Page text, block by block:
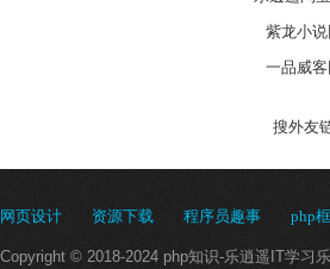
紫龙小说
一品威客
搜外友
网页设计 资源下载 程序员趣事 php
Copyright © 2018-2024 php知识-乐逍遥IT学习